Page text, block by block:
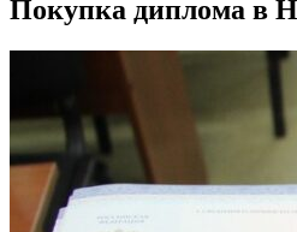
Покупка диплома в